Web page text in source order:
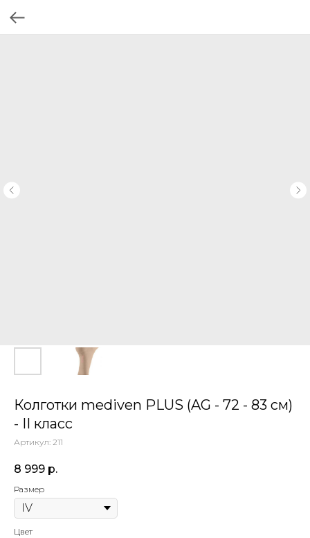
Колготки mediven PLUS (AG - 72 - 83 см)
- II класс
Артикул: 211
8 999 р.
Размер
Цвет